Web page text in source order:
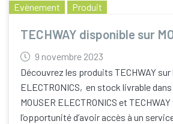
Evènement Produit
TECHWAY disponible sur
9 novembre 2023
Découvrez les produits TECHWAY sur
ELECTRONICS, en stock livrable
MOUSER ELECTRONICS et
l’opportunité d’avoir accès à un